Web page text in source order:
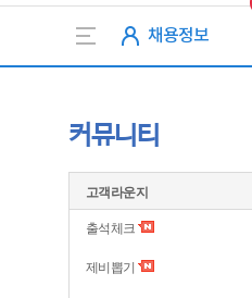
채용정보
커뮤니티
고객라운지
출석체크
제비뽑기